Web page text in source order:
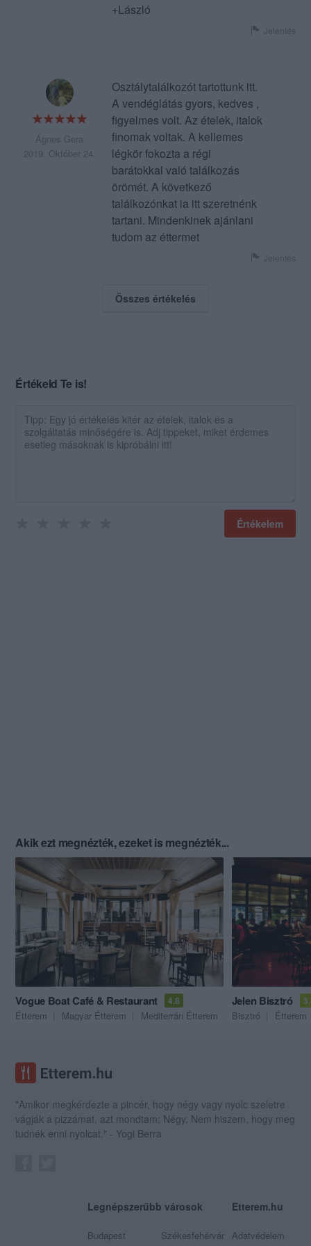
+László
Jelentés
Ágnes Gera
2019. Október 24.
Osztálytalálkozót tartottunk itt.
A vendéglátás gyors, kedves ,
figyelmes volt. Az ételek, italok
finomak voltak. A kellemes
légkör fokozta a régi
barátokkal való találkozás
örömét. A következő
találkozónkat ia itt szeretnénk
tartani. Mindenkinek ajánlani
tudom az éttermet
Jelentés
Összes értékelés
Értékeld Te is!
Értékelem
Akik ezt megnézték, ezeket is megnézték...
Vogue Boat Café & Restaurant 4.8
Étterem Magyar Étterem Mediterrán Étterem
Jelen Bisztró
Bisztró Étterem
"Amikor megkérdezte a pincér, hogy négy vagy nyolc szeletre
vágják a pizzámat, azt mondtam; Négy. Nem hiszem, hogy meg
tudnék enni nyolcat." - Yogi Berra
Legnépszerűbb városok
Budapest Székesfehérvár
Etterem.hu
Adatvédelem